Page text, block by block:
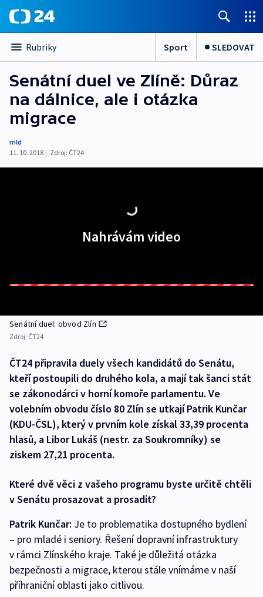
Rubriky Sport SLEDOVAT
Senátní duel ve Zlíně: Důraz
na dálnice, ale i otázka
migrace
mld
11. 10. 2018 | Zdroj: ČT24
Nahrávám video
Senátní duel: obvod Zlín
Zdroj: ČT24
ČT24 připravila duely všech kandidátů do Senátu,
kteří postoupili do druhého kola, a mají tak šanci stát
se zákonodárci v horní komoře parlamentu. Ve
volebním obvodu číslo 80 Zlín se utkají Patrik Kunčar
(KDU-ČSL), který v prvním kole získal 33,39 procenta
hlasů, a Libor Lukáš (nestr. za Soukromníky) se
ziskem 27,21 procenta.
Které dvě věci z vašeho programu byste určitě chtěli
v Senátu prosazovat a prosadit?
Patrik Kunčar: Je to problematika dostupného bydlení
– pro mladé i seniory. Řešení dopravní infrastruktury
v rámci Zlínského kraje. Také je důležitá otázka
bezpečnosti a migrace, kterou stále vnímáme v naší
příhraniční oblasti jako citlivou.